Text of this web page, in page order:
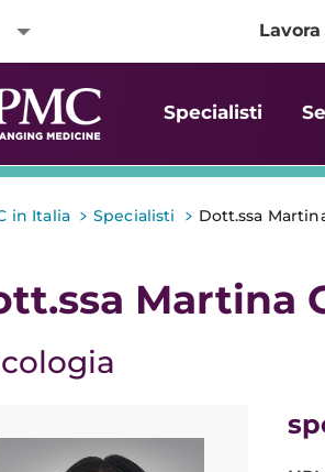
Specialisti
in Italia > Specialisti > Dott.ssa
Martina